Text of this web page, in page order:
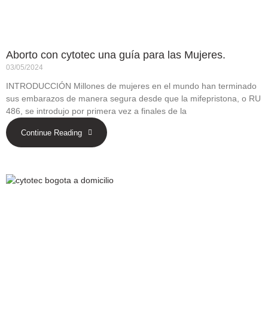
Aborto con cytotec una guía para las Mujeres.
03/05/2024
INTRODUCCIÓN Millones de mujeres en el mundo han terminado
sus embarazos de manera segura desde que la mifepristona, o RU
486, se introdujo por primera vez a finales de la
Continue Reading